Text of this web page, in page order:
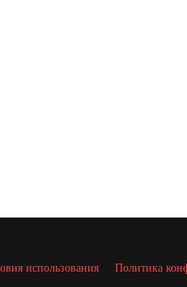
использования Политика